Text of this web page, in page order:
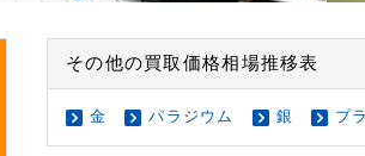
その他の買取価格相場推移表
金 パラジウム 銀 プ